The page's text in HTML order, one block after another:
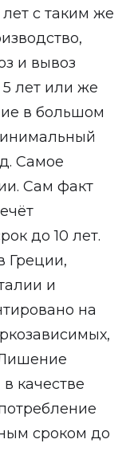
лет с таким же
и вывоз
лет или же
в большом
Самое
Сам факт
до 10 лет.
Греции,
и
на
Лишение
качестве
сроком до